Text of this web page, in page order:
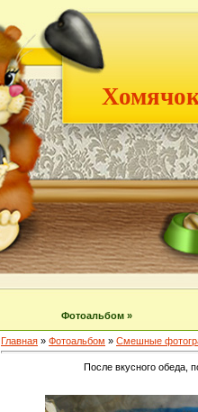
Фотоальбом »
Главная » Фотоальбом » Смешные
После вкусного обеда,